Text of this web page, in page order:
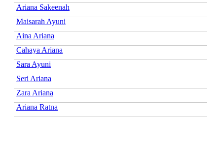
Ariana Sakeenah
Maisarah Ayuni
Aina Ariana
Cahaya Ariana
Sara Ayuni
Seri Ariana
Zara Ariana
Ariana Ratna